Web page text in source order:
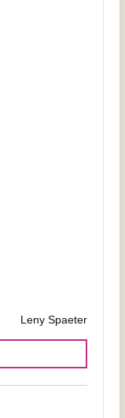
Leny Spaeter